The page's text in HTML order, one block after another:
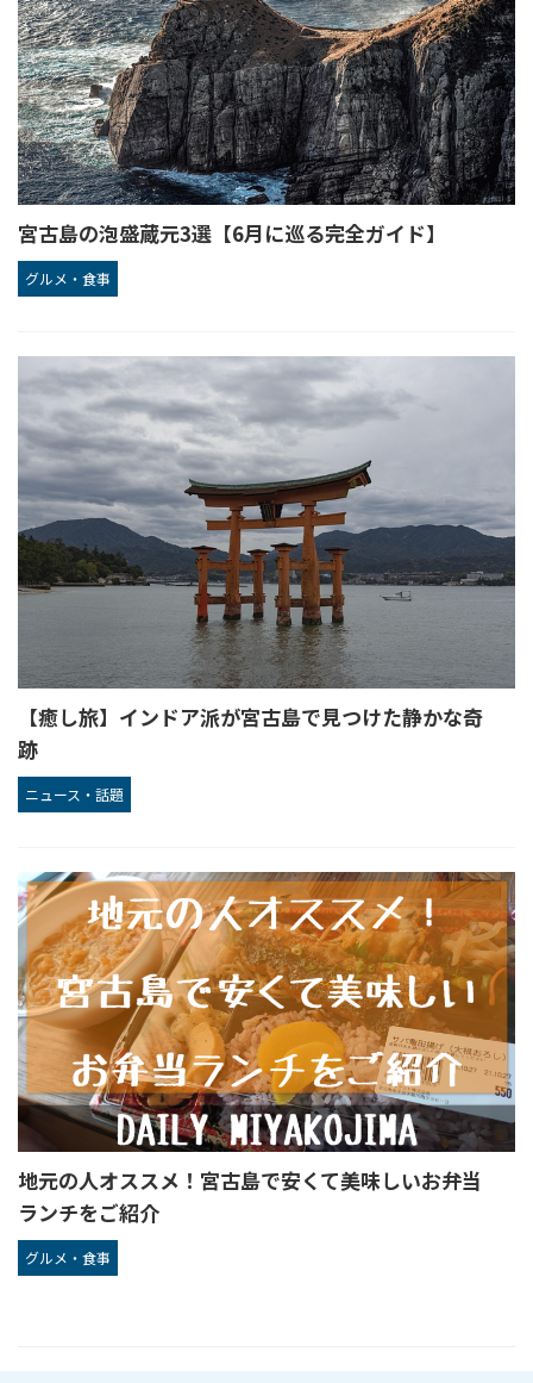
宮古島の泡盛蔵元3選【6月に巡る完全ガイド】
グルメ・食事
【癒し旅】インドア派が宮古島で見つけた静かな奇
跡
ニュース・話題
地元の人オススメ！宮古島で安くて美味しいお弁当
ランチをご紹介
グルメ・食事